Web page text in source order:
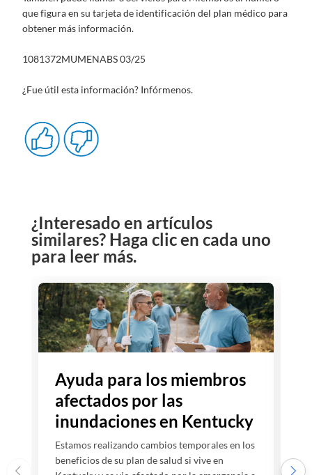
que figura en su tarjeta de identificación del plan médico para
obtener más información.
1081372MUMENABS 03/25
¿Fue útil esta información? Infórmenos.
¿Interesado en artículos
similares? Haga clic en cada uno
para leer más.
Ayuda para los miembros
afectados por las
inundaciones en Kentucky
Estamos realizando cambios temporales en los
beneficios de su plan de salud si vive en